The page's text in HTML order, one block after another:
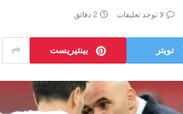
لا توجد تعليقات 2 دقائق
تويتر بينتيريست